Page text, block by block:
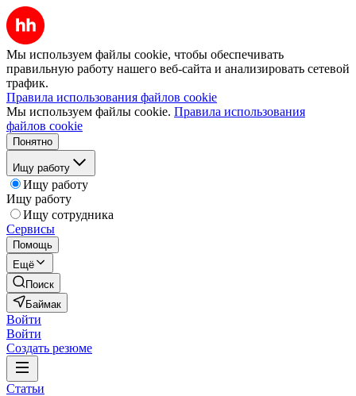
Мы используем файлы cookie, чтобы обеспечивать
правильную работу нашего веб-сайта и анализировать сетевой
трафик.
Правила использования файлов cookie
Мы используем файлы cookie. Правила использования
файлов cookie
Понятно
Ищу работу
Ищу работу
Ищу работу
Ищу сотрудника
Сервисы
Помощь
Ещё
Поиск
Баймак
Войти
Войти
Создать резюме
Статьи